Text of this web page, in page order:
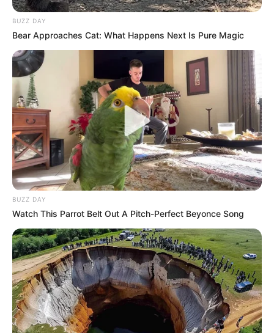
BUZZ DAY
Bear Approaches Cat: What Happens Next Is Pure Magic
BUZZ DAY
Watch This Parrot Belt Out A Pitch-Perfect Beyonce Song